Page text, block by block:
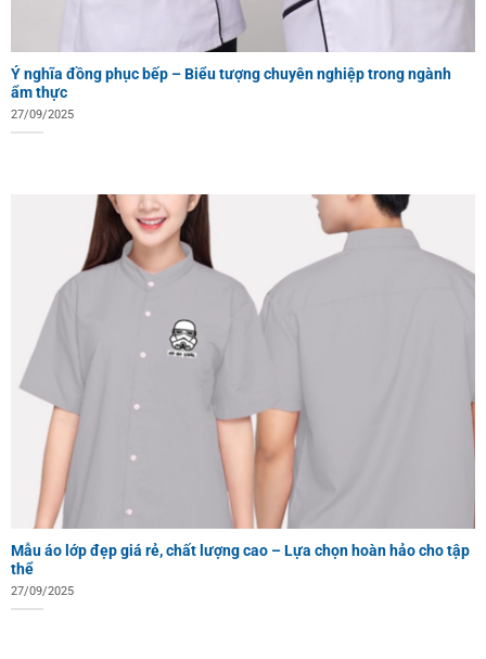
Ý nghĩa đồng phục bếp – Biểu tượng chuyên nghiệp trong ngành
ẩm thực
27/09/2025
Mẫu áo lớp đẹp giá rẻ, chất lượng cao – Lựa chọn hoàn hảo cho tập
thể
27/09/2025